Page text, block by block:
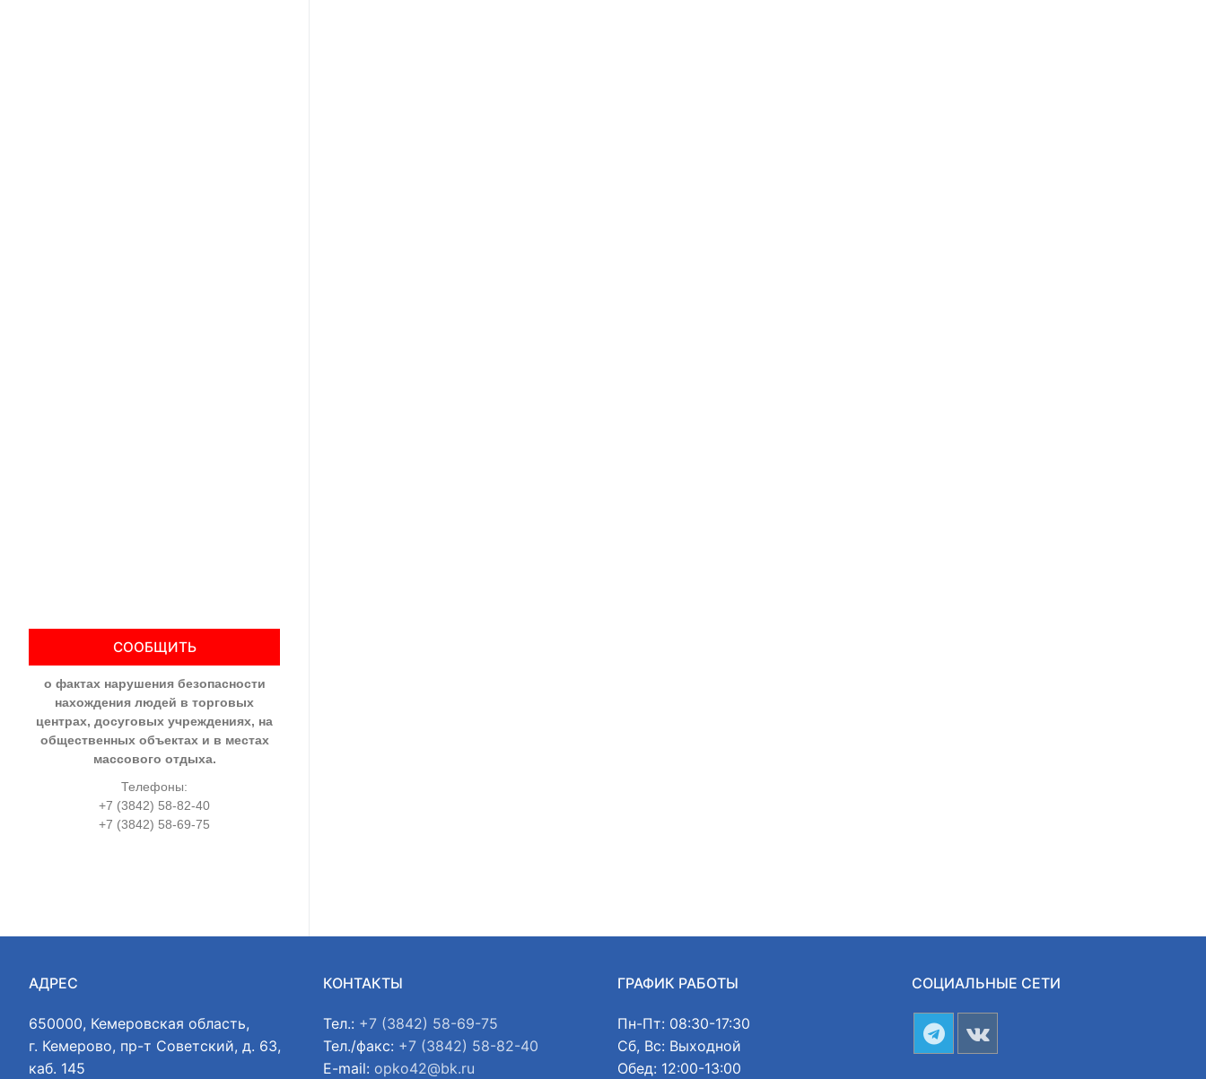
СООБЩИТЬ
о фактах нарушения безопасности
нахождения людей в торговых
центрах, досуговых учреждениях, на
общественных объектах и в местах
массового отдыха.
Телефоны:
+7 (3842) 58-82-40
+7 (3842) 58-69-75
АДРЕС
650000, Кемеровская область,
г. Кемерово, пр-т Советский, д. 63,
каб. 145
КОНТАКТЫ
Тел.: +7 (3842) 58-69-75
Тел./факс: +7 (3842) 58-82-40
E-mail: opko42@bk.ru
ГРАФИК РАБОТЫ
Пн-Пт: 08:30-17:30
Сб, Вс: Выходной
Обед: 12:00-13:00
СОЦИАЛЬНЫЕ СЕТИ